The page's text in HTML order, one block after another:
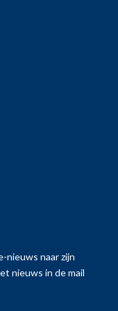
nieuws naar zijn
nieuws in de mail